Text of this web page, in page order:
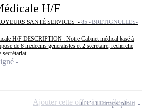
H/F
SANTÉ SERVICES - 85 - BRETIGNOLLES-
H/F DESCRIPTION : Notre Cabinet médical basé à
de 8 médecins généralistes et 2 secrétaire, recherche
secrétariat...
CDDTemps plein
Ajouter cette offre à ma sélection